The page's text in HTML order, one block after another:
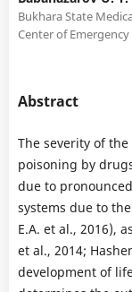
Bukhara State
Center of
Abstract
The severity of
poisoning by
due to
systems due to
E.A. et al., 2016),
et al., 2014;
development of